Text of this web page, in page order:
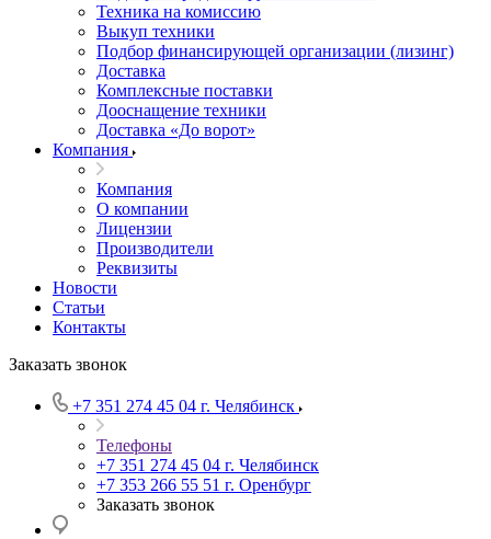
Техника на комиссию
Выкуп техники
Подбор финансирующей организации (лизинг)
Доставка
Комплексные поставки
Дооснащение техники
Доставка «До ворот»
Компания
Компания
О компании
Лицензии
Производители
Реквизиты
Новости
Статьи
Контакты
Заказать звонок
+7 351 274 45 04 г. Челябинск
Телефоны
+7 351 274 45 04 г. Челябинск
+7 353 266 55 51 г. Оренбург
Заказать звонок